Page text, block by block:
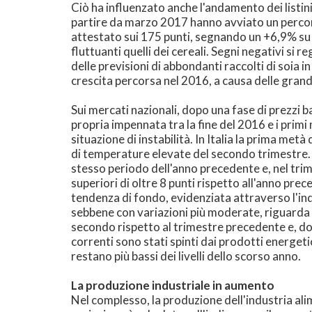
Ciò ha influenzato anche l'andamento dei
partire da marzo 2017 hanno avviato un
attestato sui 175 punti, segnando un +6,9%
fluttuanti quelli dei cereali. Segni negativi si
delle previsioni di abbondanti raccolti di soia
crescita percorsa nel 2016, a causa delle
Sui mercati nazionali, dopo una fase di prezzi
propria impennata tra la fine del 2016 e i
situazione di instabilità. In Italia la prima
di temperature elevate del secondo
stesso periodo dell'anno precedente e, nel
superiori di oltre 8 punti rispetto all'anno
tendenza di fondo, evidenziata attraverso
sebbene con variazioni più moderate,
secondo rispetto al trimestre precedente e,
correnti sono stati spinti dai prodotti
restano più bassi dei livelli dello scorso anno.
La produzione industriale in aumento
Nel complesso, la produzione dell'industria